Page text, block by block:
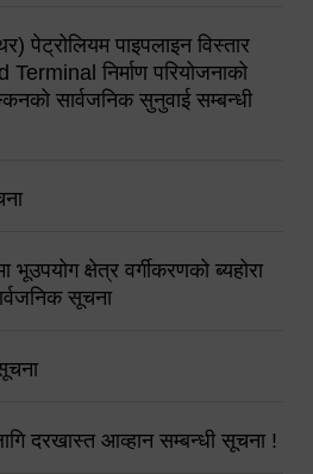
पाइपलाइन विस्तार
निर्माण परियोजनाको
सार्वजनिक सुनुवाई सम्बन्धी
भूउपयोग क्षेत्र वर्गीकरणको ब्यहोरा
सूचना
दरखास्त आव्हान सम्बन्धी सूचना !